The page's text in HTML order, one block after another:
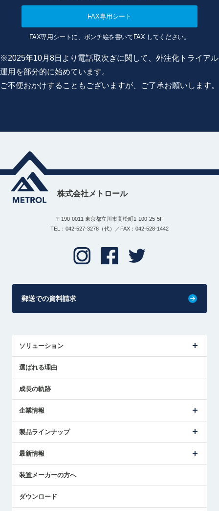
FAX専用シート
FAX専用シートに、ポンチ絵を書いてFAX してください。
※2025年10月8日より電話取次ぎに関して、外注化トライアル
運用を部分的に始めています。
ご不便おかけすることもございますが、ご了承お願いします。
株式会社メトロール
〒190-0011 東京都立川市高松町1-100-25-5F
TEL：042-527-3278（代）／FAX：042-528-1442
郵送での資料請求
ソリューション
解決策提案
選ばれる理由
成長の軌跡
企業情報
ごあいさつ
受賞履歴
採用情報
国/地域/言語
製品ラインナップ
ツールセッタ製品
エアマイクロセンサ製品
最新情報
メトロールの技術
社員ブログ
装置メーカーの方へ
ダウンロード